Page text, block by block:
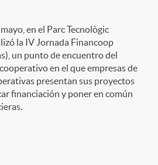
en el Parc Tecnològic
la IV Jornada Financoop
un punto de encuentro del
en el que empresas de
presentan sus proyectos
financiación y poner en común